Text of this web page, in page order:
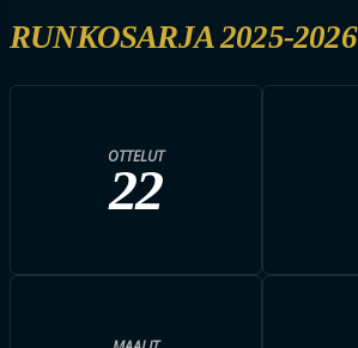
RUNKOSARJA 2025-2026
OTTELUT
22